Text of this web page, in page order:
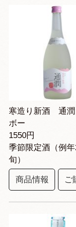
寒造り新酒 通潤
ボー
1550円
季節限定酒（例
旬）
商品情報 ご